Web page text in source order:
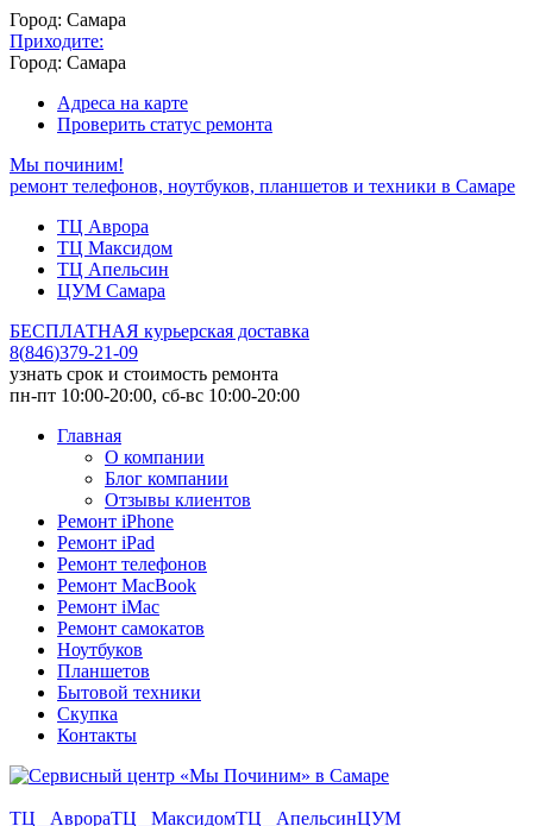
Город: Самара
Приходите:
Город: Самара
Адреса на карте
Проверить статус ремонта
Мы починим!
ремонт телефонов, ноутбуков, планшетов и техники в Самаре
ТЦ Аврора
ТЦ Максидом
ТЦ Апельсин
ЦУМ Самара
БЕСПЛАТНАЯ курьерская доставка
8(846)379-21-09
узнать срок и стоимость ремонта
пн-пт 10:00-20:00, сб-вс 10:00-20:00
Главная
О компании
Блог компании
Отзывы клиентов
Ремонт iPhone
Ремонт iPad
Ремонт телефонов
Ремонт MacBook
Ремонт iMac
Ремонт самокатов
Ноутбуков
Планшетов
Бытовой техники
Скупка
Контакты
ТЦ АврораТЦ МаксидомТЦ АпельсинЦУМ